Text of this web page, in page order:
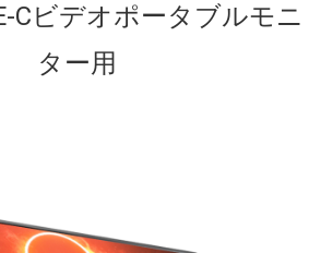
Cビデオポータブルモニ
ター用